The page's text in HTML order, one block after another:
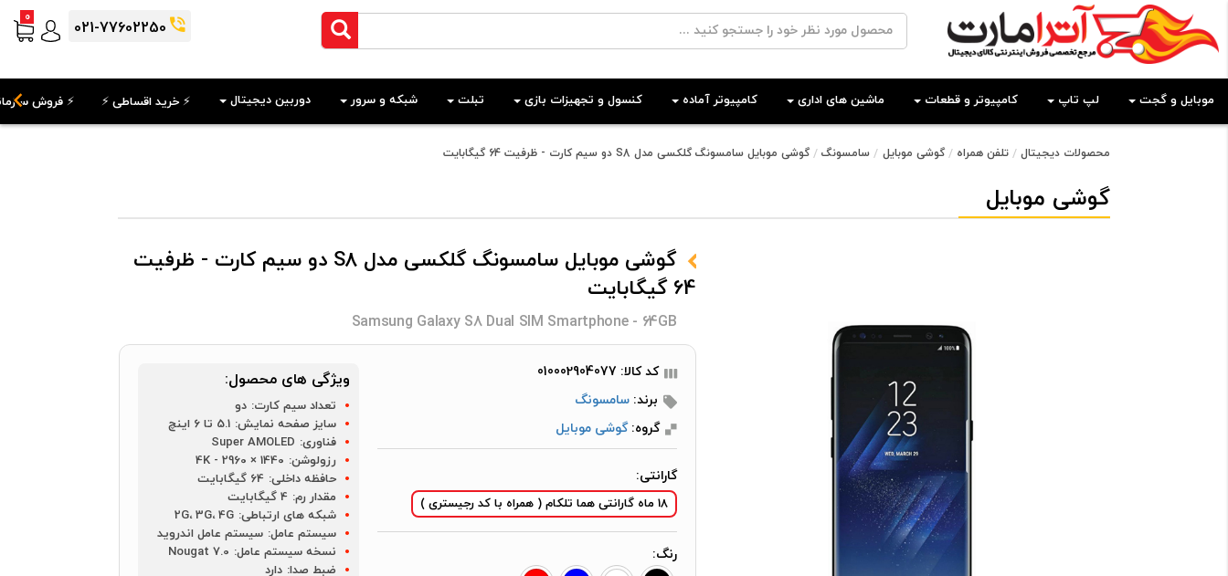
0
021-77602250
موبایل و گجت لپ تاپ کامپیوتر و قطعات ماشین های اداری کامپیوتر آماده کنسول و تجهیزات بازی تبلت شبکه و سرور دوربین دیجیتال ⚡️ خرید اقساطی ⚡️ ⚡️ فروش
محصولات دیجیتال تلفن همراه گوشی موبایل سامسونگ گوشی موبایل سامسونگ گلکسی مدل S8 دو سیم‌ کارت - ظرفیت 64 گیگابایت
گوشی موبایل
گوشی موبایل سامسونگ گلکسی مدل S8 دو سیم‌ کارت - ظرفیت
64 گیگابایت
Samsung Galaxy S8 Dual SIM Smartphone - 64GB
کد کالا: 010002904077
برند: سامسونگ
گروه:گوشی موبایل
گارانتی:
18 ماه گارانتی هما تلکام ( همراه با کد رجیستری )
رنگ:
ویژگی های محصول:
تعداد سیم کارت: دو
سایز صفحه نمایش: 5.1 تا 6 اینچ
فناوری: Super AMOLED
رزولوشن: 1440 × 2960 - 4K
حافظه داخلی: 64 گیگابایت
مقدار رم: 4 گیگابایت
شبکه های ارتباطی: 2G، 3G، 4G
سیستم عامل: سیستم عامل اندروید
نسخه سیستم عامل: Nougat 7.0
ضبط صدا: دارد